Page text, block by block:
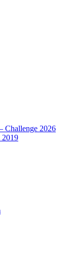
Challenge 2026
2019